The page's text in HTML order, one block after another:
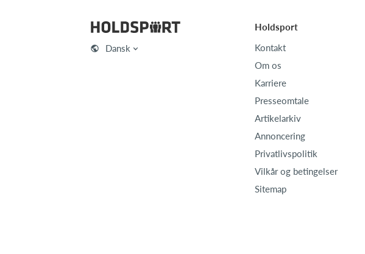
Dansk
Holdsport
Kontakt
Om os
Karriere
Presseomtale
Artikelarkiv
Annoncering
Privatlivspolitik
Vilkår og betingelser
Sitemap